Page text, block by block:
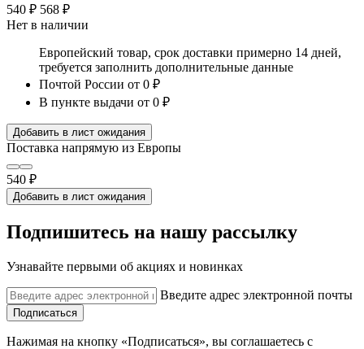
540 ₽ 568 ₽
Нет в наличии
Европейский товар, срок доставки примерно 14 дней,
требуется заполнить дополнительные данные
Почтой России от 0 ₽
В пункте выдачи от 0 ₽
Добавить в лист ожидания
Поставка напрямую из Европы
540 ₽
Добавить в лист ожидания
Подпишитесь на нашу рассылку
Узнавайте первыми об акциях и новинках
Введите адрес электронной почты
Подписаться
Нажимая на кнопку «Подписаться», вы соглашаетесь с